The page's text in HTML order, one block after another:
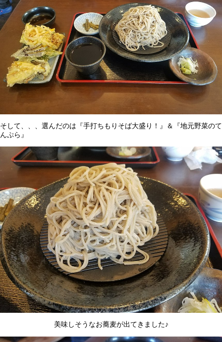
そして、、、選んだのは『手打ちもりそば大盛り！』＆『地元野菜のて
んぷら』
美味しそうなお蕎麦が出てきました♪